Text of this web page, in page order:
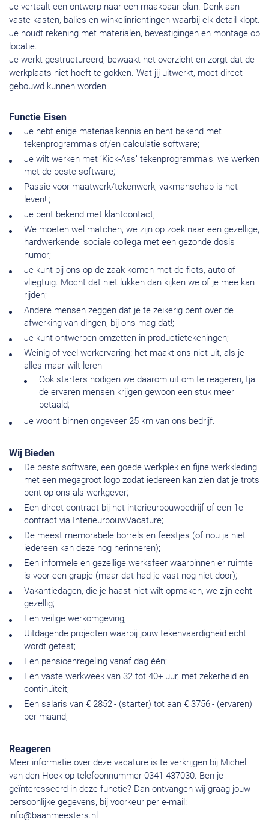
Je vertaalt een ontwerp naar een maakbaar plan. Denk aan
vaste kasten, balies en winkelinrichtingen waarbij elk detail klopt.
Je houdt rekening met materialen, bevestigingen en montage op
locatie.
Je werkt gestructureerd, bewaakt het overzicht en zorgt dat de
werkplaats niet hoeft te gokken. Wat jij uitwerkt, moet direct
gebouwd kunnen worden.
Functie Eisen
Je hebt enige materiaalkennis en bent bekend met
tekenprogramma’s of/en calculatie software;
Je wilt werken met ‘Kick-Ass’ tekenprogramma’s, we werken
met de beste software;
Passie voor maatwerk/tekenwerk, vakmanschap is het
leven! ;
Je bent bekend met klantcontact;
We moeten wel matchen, we zijn op zoek naar een gezellige,
hardwerkende, sociale collega met een gezonde dosis
humor;
Je kunt bij ons op de zaak komen met de fiets, auto of
vliegtuig. Mocht dat niet lukken dan kijken we of je mee kan
rijden;
Andere mensen zeggen dat je te zeikerig bent over de
afwerking van dingen, bij ons mag dat!;
Je kunt ontwerpen omzetten in productietekeningen;
Weinig of veel werkervaring: het maakt ons niet uit, als je
alles maar wilt leren
Ook starters nodigen we daarom uit om te reageren, tja
de ervaren mensen krijgen gewoon een stuk meer
betaald;
Je woont binnen ongeveer 25 km van ons bedrijf.
Wij Bieden
De beste software, een goede werkplek en fijne werkkleding
met een megagroot logo zodat iedereen kan zien dat je trots
bent op ons als werkgever;
Een direct contract bij het interieurbouwbedrijf of een 1e
contract via InterieurbouwVacature;
De meest memorabele borrels en feestjes (of nou ja niet
iedereen kan deze nog herinneren);
Een informele en gezellige werksfeer waarbinnen er ruimte
is voor een grapje (maar dat had je vast nog niet door);
Vakantiedagen, die je haast niet wilt opmaken, we zijn echt
gezellig;
Een veilige werkomgeving;
Uitdagende projecten waarbij jouw tekenvaardigheid echt
wordt getest;
Een pensioenregeling vanaf dag één;
Een vaste werkweek van 32 tot 40+ uur, met zekerheid en
continuïteit;
Een salaris van € 2852,- (starter) tot aan € 3756,- (ervaren)
per maand;
Reageren
Meer informatie over deze vacature is te verkrijgen bij Michel
van den Hoek op telefoonnummer 0341-437030. Ben je
geïnteresseerd in deze functie? Dan ontvangen wij graag jouw
persoonlijke gegevens, bij voorkeur per e-mail:
info@baanmeesters.nl